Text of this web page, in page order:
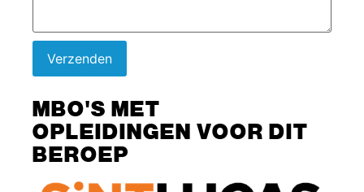
Verzenden
MBO'S MET
OPLEIDINGEN VOOR DIT
BEROEP